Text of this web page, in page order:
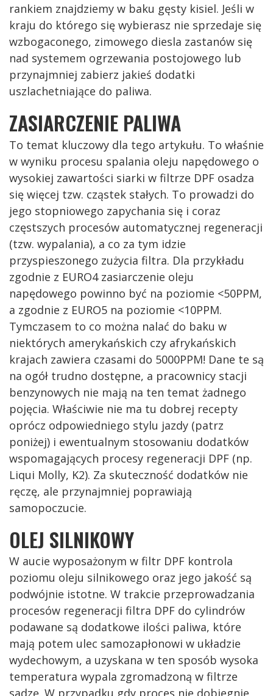
rankiem znajdziemy w baku gęsty kisiel. Jeśli w
kraju do którego się wybierasz nie sprzedaje się
wzbogaconego, zimowego diesla zastanów się
nad systemem ogrzewania postojowego lub
przynajmniej zabierz jakieś dodatki
uszlachetniające do paliwa.
ZASIARCZENIE PALIWA
To temat kluczowy dla tego artykułu. To właśnie
w wyniku procesu spalania oleju napędowego o
wysokiej zawartości siarki w filtrze DPF osadza
się więcej tzw. cząstek stałych. To prowadzi do
jego stopniowego zapychania się i coraz
częstszych procesów automatycznej regeneracji
(tzw. wypalania), a co za tym idzie
przyspieszonego zużycia filtra. Dla przykładu
zgodnie z EURO4 zasiarczenie oleju
napędowego powinno być na poziomie <50PPM,
a zgodnie z EURO5 na poziomie <10PPM.
Tymczasem to co można nalać do baku w
niektórych amerykańskich czy afrykańskich
krajach zawiera czasami do 5000PPM! Dane te są
na ogół trudno dostępne, a pracownicy stacji
benzynowych nie mają na ten temat żadnego
pojęcia. Właściwie nie ma tu dobrej recepty
oprócz odpowiedniego stylu jazdy (patrz
poniżej) i ewentualnym stosowaniu dodatków
wspomagających procesy regeneracji DPF (np.
Liqui Molly, K2). Za skuteczność dodatków nie
ręczę, ale przynajmniej poprawiają
samopoczucie.
OLEJ SILNIKOWY
W aucie wyposażonym w filtr DPF kontrola
poziomu oleju silnikowego oraz jego jakość są
podwójnie istotne. W trakcie przeprowadzania
procesów regeneracji filtra DPF do cylindrów
podawane są dodatkowe ilości paliwa, które
mają potem ulec samozapłonowi w układzie
wydechowym, a uzyskana w ten sposób wysoka
temperatura wypala zgromadzoną w filtrze